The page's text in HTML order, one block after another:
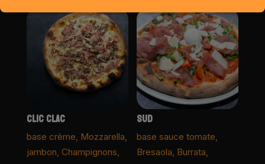
CLIC CLAC
base crème, Mozzarella,
jambon, Champignons,
SUD
base sauce tomate,
Bresaola, Burrata,